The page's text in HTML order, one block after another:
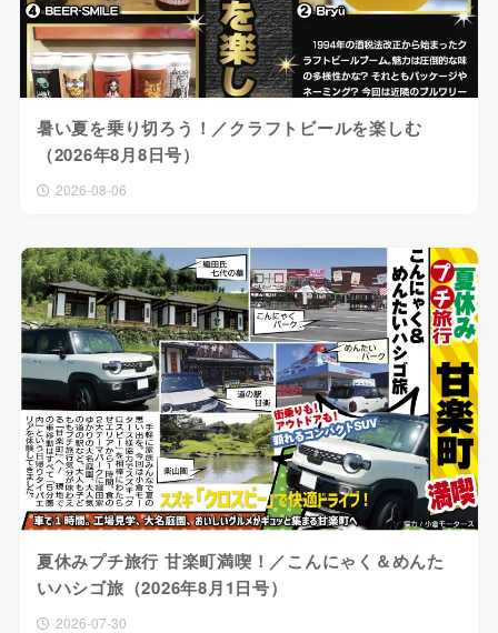
暑い夏を乗り切ろう！／クラフトビールを楽しむ
（2026年8月8日号）
2026-08-06
夏休みプチ旅行 甘楽町満喫！／こんにゃく＆めんた
いハシゴ旅（2026年8月1日号）
2026-07-30